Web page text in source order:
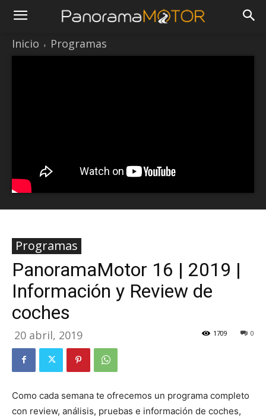
Inicio Programas
Programas
PanoramaMotor 16 | 2019 |
Información y Review de
coches
20 abril, 2019 0
1709
Como cada semana te ofrecemos un programa completo
con review, análisis, pruebas e información de coches,